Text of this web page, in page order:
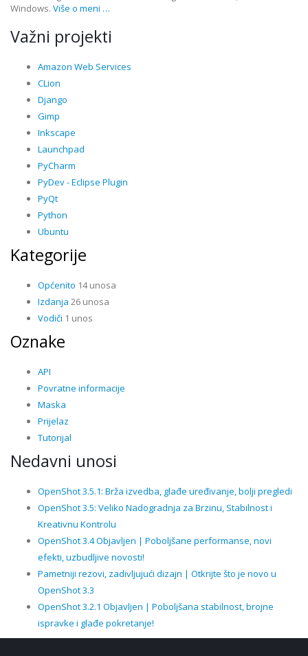
Windows. Više o meni …
Važni projekti
Amazon Web Services
CLion
Django
Gimp
Inkscape
Launchpad
PyCharm
PyDev - Eclipse Plugin
PyQt
Python
Ubuntu
Kategorije
Općenito 14 unosa
Izdanja 26 unosa
Vodiči 1 unos
Oznake
API
Povratne informacije
Maska
Prijelaz
Tutorijal
Nedavni unosi
OpenShot 3.5.1: Brža izvedba, glađe uređivanje, bolji pregledi
OpenShot 3.5: Veliko Nadogradnja za Brzinu, Stabilnost i
Kreativnu Kontrolu
OpenShot 3.4 Objavljen | Poboljšane performanse, novi
efekti, uzbudljive novosti!
Pametniji rezovi, zadivljujući dizajn | Otkrijte što je novo u
OpenShot 3.3
OpenShot 3.2.1 Objavljen | Poboljšana stabilnost, brojne
ispravke i glađe pokretanje!